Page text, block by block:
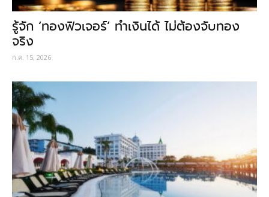
รู้จัก ‘ทองฟิวเจอร์’ ทำเงินได้ ไม่ต้องจับทอง
จริง
ก.ค. 15, 2026